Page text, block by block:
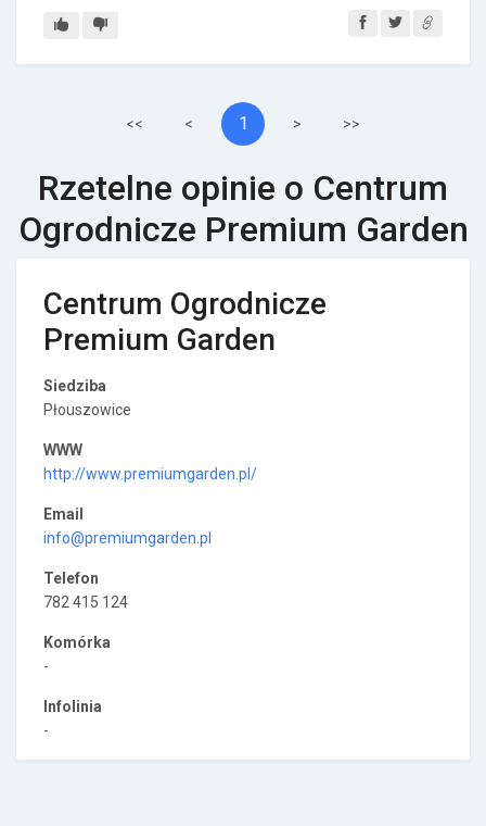
<< < 1 > >>
Rzetelne opinie o Centrum
Ogrodnicze Premium Garden
Centrum Ogrodnicze
Premium Garden
Siedziba
Płouszowice
WWW
http://www.premiumgarden.pl/
Email
info@premiumgarden.pl
Telefon
782 415 124
Komórka
-
Infolinia
-